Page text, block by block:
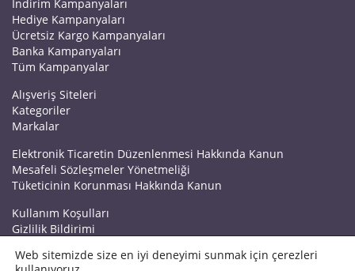
İndirim Kampanyaları
Hediye Kampanyaları
Ücretsiz Kargo Kampanyaları
Banka Kampanyaları
Tüm Kampanyalar
Alışveriş Siteleri
Kategoriler
Markalar
Elektronik Ticaretin Düzenlenmesi Hakkında Kanun
Mesafeli Sözleşmeler Yönetmeliği
Tüketicinin Korunması Hakkında Kanun
Kullanım Koşulları
Gizlilik Bildirimi
Kuponrazzi Blog
Web sitemizde size en iyi deneyimi sunmak için çerezleri